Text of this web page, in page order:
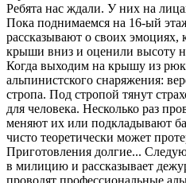
Ребята нас ждали. У них на
Пока поднимаемся на 16-ый
рассказывают о своих эмоциях,
крыши вниз и оценили высоту
Когда выходим на крышу из
альпинистского снаряжения:
стропа. Под стропой тянут
для человека. Несколько раз
меняют их или подкладывают
чисто теоретически может
Приготовления долгие...
в милицию и рассказывает
проводят профессиональные